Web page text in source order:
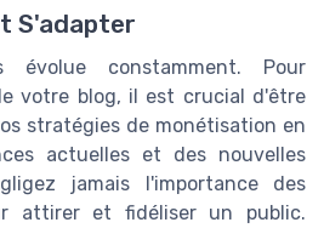
S'adapter
évolue constamment. Pour
votre blog, il est crucial d'être
stratégies de monétisation en
actuelles et des nouvelles
jamais l'importance des
attirer et fidéliser un public.